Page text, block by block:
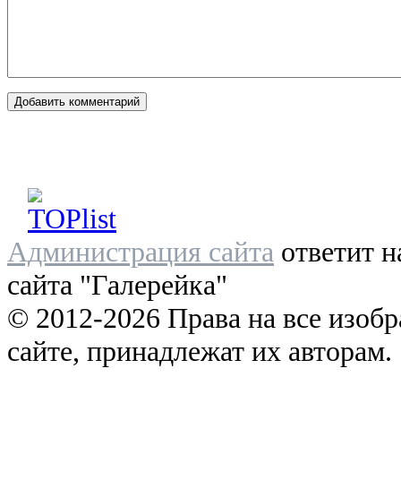
Администрация сайта ответит
сайта "Галерейка"
© 2012-2026 Права на все
сайте, принадлежат их авторам.